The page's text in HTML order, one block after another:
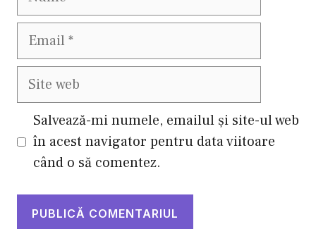
Email
Site
Salvează-mi numele, emailul și site-ul web
în acest navigator pentru data viitoare
când o să comentez.